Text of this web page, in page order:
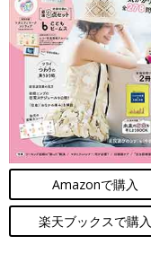
Amazonで購入
楽天ブックスで購入